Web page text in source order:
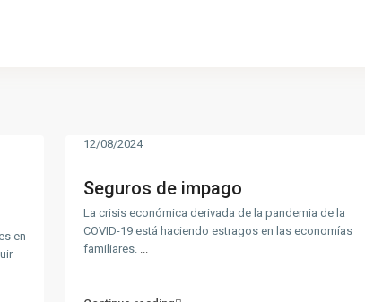
en
Seguros de impago
12/08/2024
La crisis económica derivada de la pandemia de la
COVID-19 está haciendo estragos en las economías
familiares. ...